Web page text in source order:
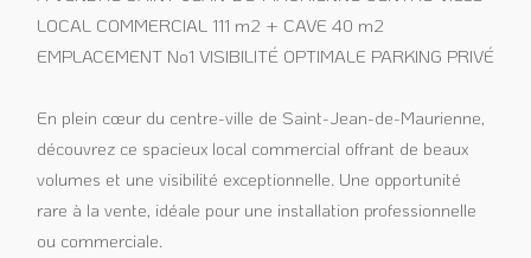
LOCAL COMMERCIAL 111 m2 + CAVE 40 m2
EMPLACEMENT No1 VISIBILITÉ OPTIMALE PARKING PRIVÉ
En plein cœur du centre-ville de Saint-Jean-de-Maurienne,
découvrez ce spacieux local commercial offrant de beaux
volumes et une visibilité exceptionnelle. Une opportunité
rare à la vente, idéale pour une installation professionnelle
ou commerciale.